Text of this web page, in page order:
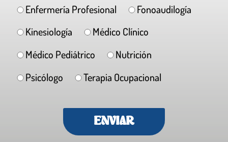
Enfermería Profesional
Fonoaudilogía
Kinesiología
Médico Clínico
Médico Pediátrico
Nutrición
Psicólogo
Terapia Ocupacional